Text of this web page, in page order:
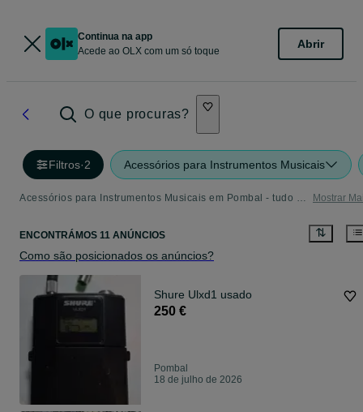
Continua na app
Acede ao OLX com um só toque
Abrir
O que procuras?
Filtros·2 Acessórios para Instrumentos Musicais
Acessórios para Instrumentos Musicais em Pombal - tudo o que precisa Mostrar
ENCONTRÁMOS 11 ANÚNCIOS
Como são posicionados os anúncios?
Shure Ulxd1 usado
250 €
Pombal
18 de julho de 2026